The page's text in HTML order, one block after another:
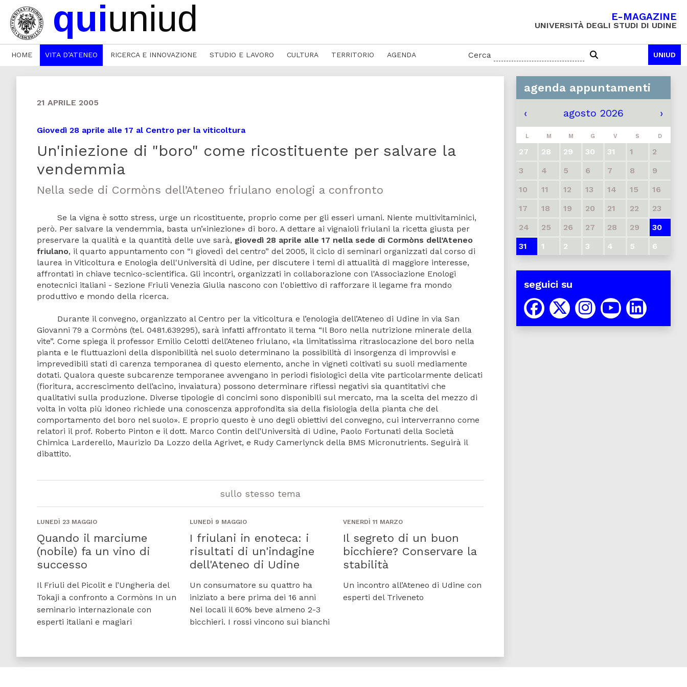
E-MAGAZINE
UNIVERSITÀ DEGLI STUDI DI UDINE
HOME VITA D’ATENEO RICERCA E INNOVAZIONE STUDIO E LAVORO CULTURA TERRITORIO AGENDA Cerca UNIUD
21 APRILE 2005
Giovedì 28 aprile alle 17 al Centro per la viticoltura
Un'iniezione di "boro" come ricostituente per salvare la
vendemmia
Nella sede di Cormòns dell’Ateneo friulano enologi a confronto
Se la vigna è sotto stress, urge un ricostituente, proprio come per gli esseri umani. Niente multivitaminici,
però. Per salvare la vendemmia, basta un’«iniezione» di boro. A dettare ai vignaioli friulani la ricetta giusta per
preservare la qualità e la quantità delle uve sarà, giovedì 28 aprile alle 17 nella sede di Cormòns dell’Ateneo
friulano, il quarto appuntamento con “I giovedì del centro” del 2005, il ciclo di seminari organizzati dal corso di
laurea in Viticoltura e Enologia dell'Università di Udine, per discutere i temi di attualità di maggiore interesse,
affrontati in chiave tecnico-scientifica. Gli incontri, organizzati in collaborazione con l'Associazione Enologi
enotecnici italiani - Sezione Friuli Venezia Giulia nascono con l'obiettivo di rafforzare il legame fra mondo
produttivo e mondo della ricerca.
Durante il convegno, organizzato al Centro per la viticoltura e l’enologia dell’Ateneo di Udine in via San
Giovanni 79 a Cormòns (tel. 0481.639295), sarà infatti affrontato il tema “Il Boro nella nutrizione minerale della
vite”. Come spiega il professor Emilio Celotti dell’Ateneo friulano, «la limitatissima ritraslocazione del boro nella
pianta e le fluttuazioni della disponibilità nel suolo determinano la possibilità di insorgenza di improvvisi e
imprevedibili stati di carenza temporanea di questo elemento, anche in vigneti coltivati su suoli mediamente
dotati. Qualora queste subcarenze temporanee avvengano in periodi fisiologici della vite particolarmente delicati
(fioritura, accrescimento dell’acino, invaiatura) possono determinare riflessi negativi sia quantitativi che
qualitativi sulla produzione. Diverse tipologie di concimi sono disponibili sul mercato, ma la scelta del mezzo di
volta in volta più idoneo richiede una conoscenza approfondita sia della fisiologia della pianta che del
comportamento del boro nel suolo». E proprio questo è uno degli obiettivi del convegno, cui interverranno come
relatori il prof. Roberto Pinton e il dott. Marco Contin dell’Università di Udine, Paolo Fortunati della Società
Chimica Larderello, Maurizio Da Lozzo della Agrivet, e Rudy Camerlynck della BMS Micronutrients. Seguirà il
dibattito.
sullo stesso tema
LUNEDÌ 23 MAGGIO
Quando il marciume
(nobile) fa un vino di
successo
Il Friuli del Picolit e l’Ungheria del
Tokaji a confronto a Cormòns In un
seminario internazionale con
esperti italiani e magiari
LUNEDÌ 9 MAGGIO
I friulani in enoteca: i
risultati di un'indagine
dell'Ateneo di Udine
Un consumatore su quattro ha
iniziato a bere prima dei 16 anni
Nei locali il 60% beve almeno 2-3
bicchieri. I rossi vincono sui bianchi
VENERDÌ 11 MARZO
Il segreto di un buon
bicchiere? Conservare la
stabilità
Un incontro all’Ateneo di Udine con
esperti del Triveneto
agenda appuntamenti
‹ agosto 2026 ›
L M M G V S D
27 28 29 30 31 1
2
3
4 5 6 7 8
9
10
11 12 13 14 15
16
17
18 19 20 21 22
23
24
25 26 27 28 29
30
31
1 2 3 4 5 6
seguici su